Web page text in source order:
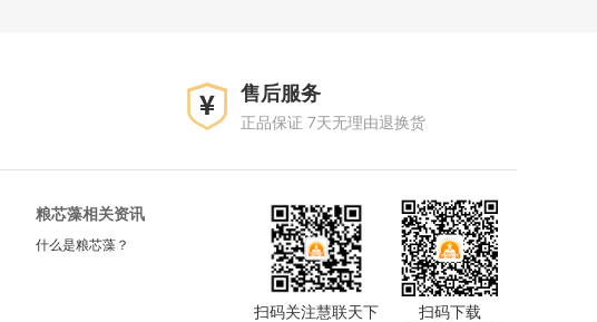
售后服务
正品保证 7天无理由退换货
粮芯藻相关资讯
什么是粮芯藻？
扫码关注慧联天下
扫码下载